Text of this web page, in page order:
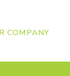
COMPANY